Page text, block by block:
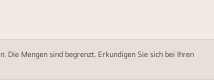
Mengen sind begrenzt. Erkundigen Sie sich bei Ihren